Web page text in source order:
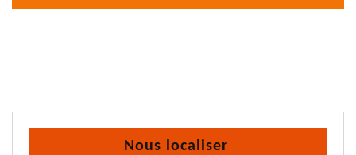
Nous localiser